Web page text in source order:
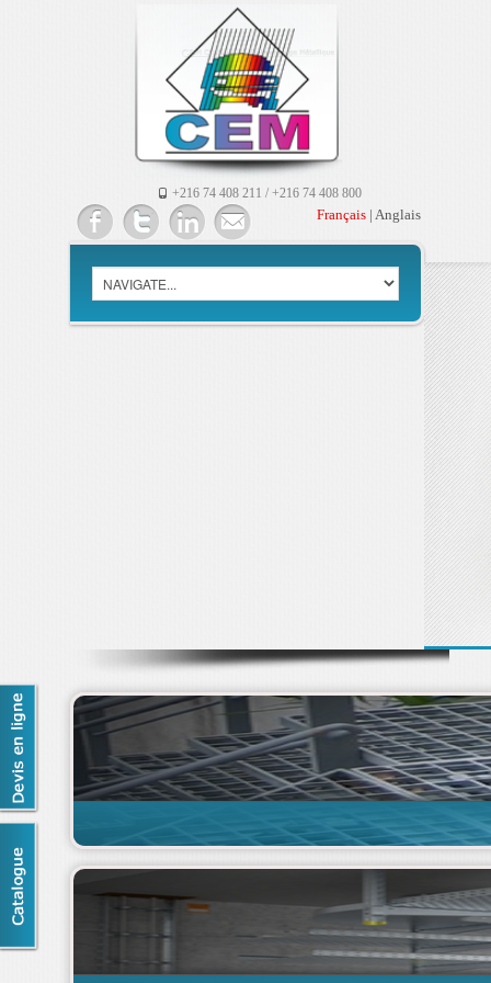
+216 74 408 211 / +216 74 408 800
Français | Anglais